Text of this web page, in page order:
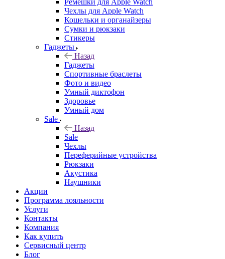
Ремешки для Apple Watch
Чехлы для Apple Watch
Кошельки и органайзеры
Сумки и рюкзаки
Стикеры
Гаджеты
Назад
Гаджеты
Спортивные браслеты
Фото и видео
Умный диктофон
Здоровье
Умный дом
Sale
Назад
Sale
Чехлы
Переферийные устройства
Рюкзаки
Акустика
Наушники
Акции
Программа лояльности
Услуги
Контакты
Компания
Как купить
Сервисный центр
Блог